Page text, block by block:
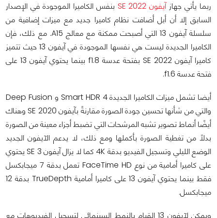
ربما يأتي جهازآيفون 2022 SE
بنفس الكاميرا الموجودة في الإصدار
السابق إلا أن أبل أضافت نظام كاميرا جديد مع ميزات إضافية من
سلسلة آيفون 13 التي أصبحت ممكنة مع معالج A15. مع ذلك، فإن
الكاميرا الجديدة ليست هي نفسها الموجودة في آيفون 13 حيث تتميز
كاميرا آيفون 2022 SE بفتحة عدسة f1.8 بينما يحتوي آيفون 13 على
فتحة عدسة f1.6.
أيضا تشمل ميزات الكاميرا الجديدة Smart HDR 4 و Deep Fusion
والتي من شأنها تحسين جودة الصورة مقارنةً بآيفون SE 2020 وهناك
أيضًا أنماط تصوير تشبه المرشحات التي تضبط أجزاء معينة من الصورة
بدلاً من تغطية الصورة بأكملها ومع ذلك، لا يدعم الآيفون الجديد
الوضع الليلي وتسجيل الفيديو بدقة 4K كما لا يزال آيفون SE 3 يحتوي
على كاميرا أمامية من نوع FaceTime HD تعمل بدقة 7 ميجابكسل
فقط بينما يحتوي آيفون 13 على كاميرا أمامية TrueDepth بدقة 12
ميجابكسل.
ويمكن لآيفون 13 القيام بالنمط السينمائي لتسجيل الفيديوهات مع